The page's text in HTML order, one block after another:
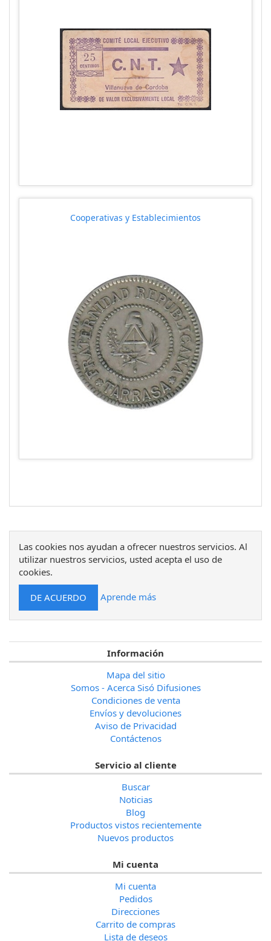
Cooperativas y Establecimientos
Las cookies nos ayudan a ofrecer nuestros servicios. Al
utilizar nuestros servicios, usted acepta el uso de
cookies.
Aprende más
Información
Mapa del sitio
Somos - Acerca Sisó Difusiones
Condiciones de venta
Envíos y devoluciones
Aviso de Privacidad
Contáctenos
Servicio al cliente
Buscar
Noticias
Blog
Productos vistos recientemente
Nuevos productos
Mi cuenta
Mi cuenta
Pedidos
Direcciones
Carrito de compras
Lista de deseos